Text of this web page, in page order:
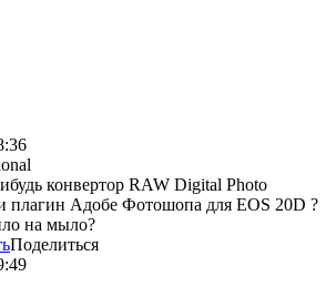
конвертор RAW Digital Photo
плагин Адобе Фотошопа для EOS 20D ?
на мыло?
Поделиться